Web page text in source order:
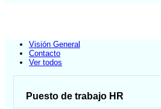
Visión General
Contacto
Ver todos
Puesto de trabajo HR